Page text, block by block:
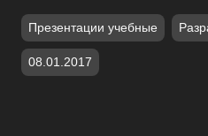
Презентации учебные
08.01.2017